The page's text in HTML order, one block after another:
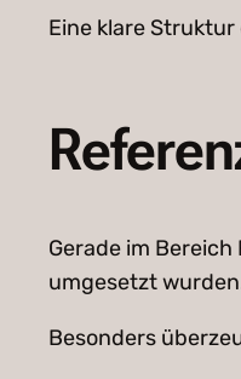
Eine klare
Gerade im
umgesetzt
Besonders